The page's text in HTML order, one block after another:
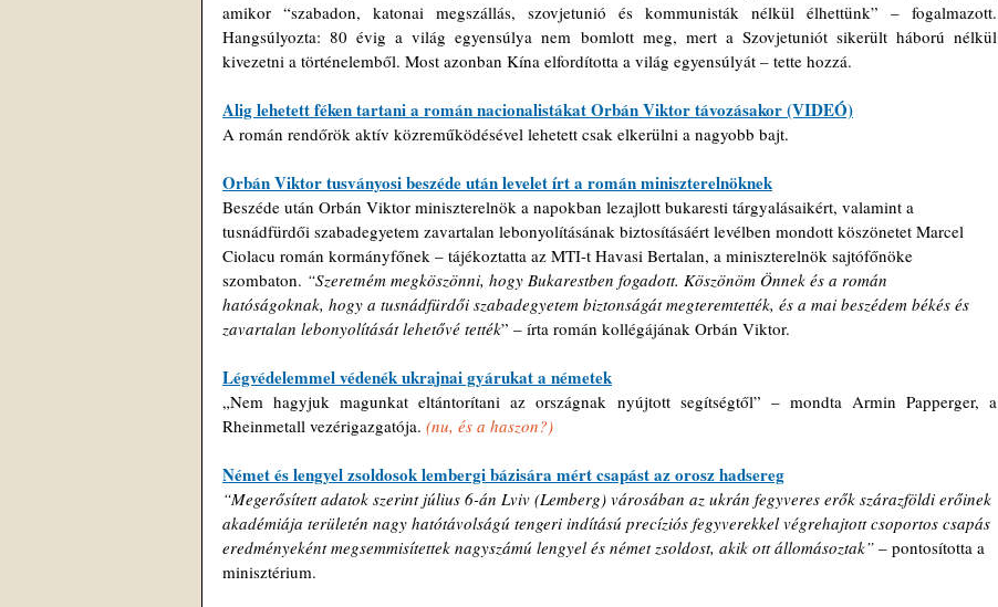
amikor “szabadon, katonai megszállás, szovjetunió és kommunisták nélkül élhettünk” – fogalmazott.
Hangsúlyozta: 80 évig a világ egyensúlya nem bomlott meg, mert a Szovjetuniót sikerült háború nélkül
kivezetni a történelemből. Most azonban Kína elfordította a világ egyensúlyát – tette hozzá.
Alig lehetett féken tartani a román nacionalistákat Orbán Viktor távozásakor (VIDEÓ)
A román rendőrök aktív közreműködésével lehetett csak elkerülni a nagyobb bajt.
Orbán Viktor tusványosi beszéde után levelet írt a román miniszterelnöknek
Beszéde után Orbán Viktor miniszterelnök a napokban lezajlott bukaresti tárgyalásaikért, valamint a
tusnádfürdői szabadegyetem zavartalan lebonyolításának biztosításáért levélben mondott köszönetet Marcel
Ciolacu román kormányfőnek – tájékoztatta az MTI-t Havasi Bertalan, a miniszterelnök sajtófőnöke
szombaton. “Szeretném megköszönni, hogy Bukarestben fogadott. Köszönöm Önnek és a román
hatóságoknak, hogy a tusnádfürdői szabadegyetem biztonságát megteremtették, és a mai beszédem békés és
zavartalan lebonyolítását lehetővé tették” – írta román kollégájának Orbán Viktor.
Légvédelemmel védenék ukrajnai gyárukat a németek
„Nem hagyjuk magunkat eltántorítani az országnak nyújtott segítségtől” – mondta Armin Papperger, a
Rheinmetall vezérigazgatója. (nu, és a haszon?)
Német és lengyel zsoldosok lembergi bázisára mért csapást az orosz hadsereg
“Megerősített adatok szerint július 6-án Lviv (Lemberg) városában az ukrán fegyveres erők szárazföldi erőinek
akadémiája területén nagy hatótávolságú tengeri indítású precíziós fegyverekkel végrehajtott csoportos csapás
eredményeként megsemmisítettek nagyszámú lengyel és német zsoldost, akik ott állomásoztak” – pontosította a
minisztérium.